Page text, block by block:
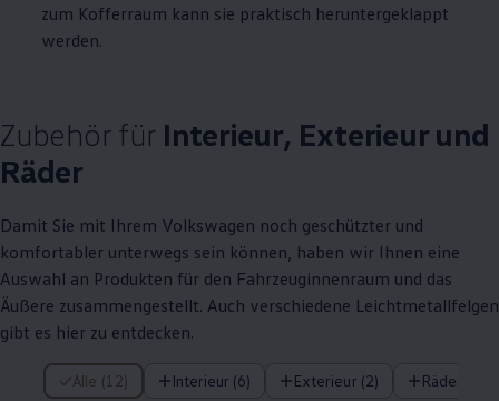
zum Kofferraum kann sie praktisch heruntergeklappt
werden.
Zubehörfür Interieur, Exterieur und
Räder
Damit Sie mit Ihrem Volkswagen noch geschützter und
komfortabler unterwegs sein können, haben wir Ihnen eine
Auswahl an Produkten für den Fahrzeuginnenraum und das
Äußere zusammengestellt. Auch verschiedene Leichtmetallfelgen
gibt es hier zu entdecken.
Alle (12) Interieur (6) Exterieur (2) Räder (4)
12 von 12 Details